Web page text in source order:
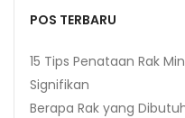
POS TERBARU
15 Tips Penataan Rak
Signifikan
Berapa Rak yang